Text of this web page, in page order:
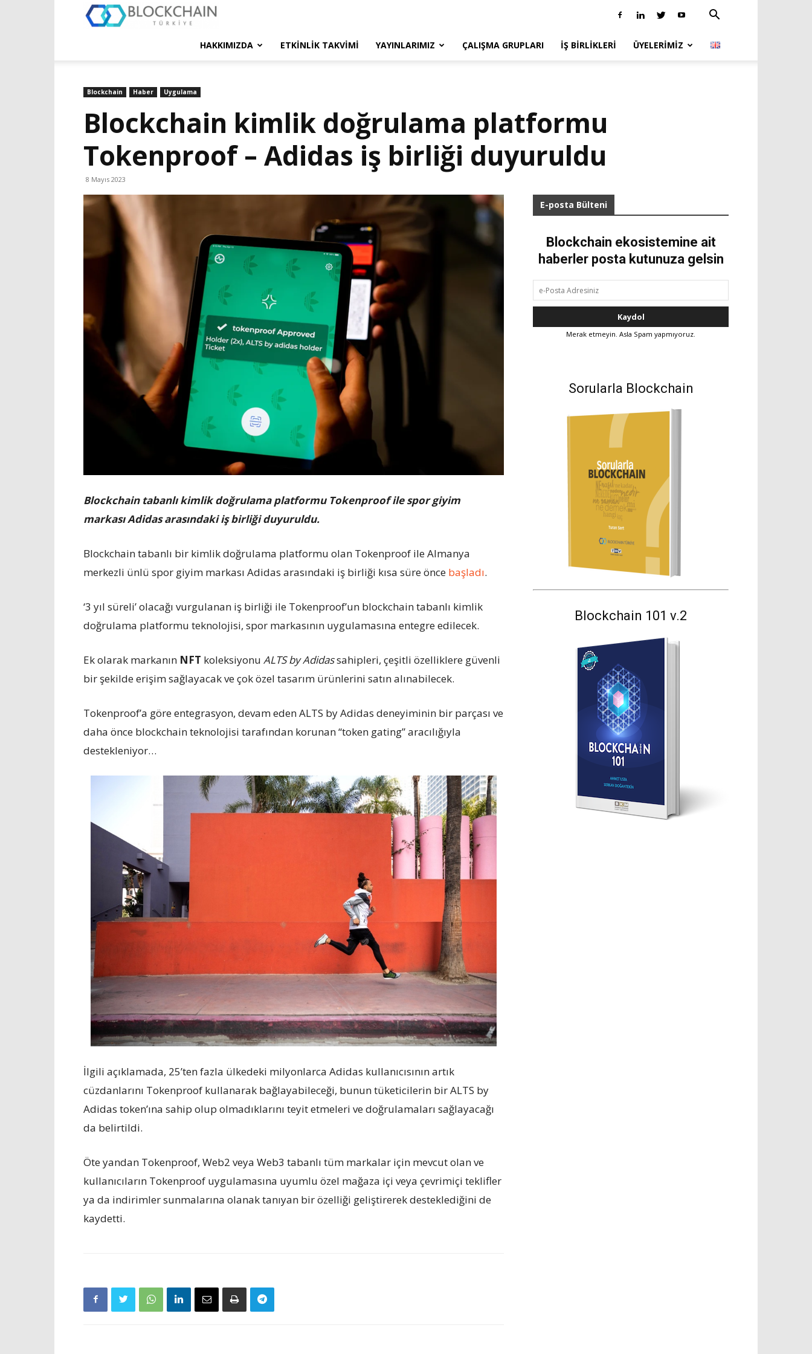
Türkiye
HAKKIMIZDA ETKINLIK TAKVIMI YAYINLARIMIZ ÇALIŞMA GRUPLARI İŞ BIRLIKLERI ÜYELERIMIZ
Blockchain Haber Uygulama
Blockchain kimlik doğrulama platformu
Tokenproof – Adidas iş birliği duyuruldu
8 Mayıs 2023
Blockchain tabanlı kimlik doğrulama platformu Tokenproof ile spor giyim
markası Adidas arasındaki iş birliği duyuruldu.
Blockchain tabanlı bir kimlik doğrulama platformu olan Tokenproof ile Almanya
merkezli ünlü spor giyim markası Adidas arasındaki iş birliği kısa süre önce başladı.
‘3 yıl süreli’ olacağı vurgulanan iş birliği ile Tokenproof’un blockchain tabanlı kimlik
doğrulama platformu teknolojisi, spor markasının uygulamasına entegre edilecek.
Ek olarak markanın NFT koleksiyonu ALTS by Adidassahipleri, çeşitli özelliklere güvenli
bir şekilde erişim sağlayacak ve çok özel tasarım ürünlerini satın alınabilecek.
Tokenproof’a göre entegrasyon, devam eden ALTS by Adidas deneyiminin bir parçası ve
daha önce blockchain teknolojisi tarafından korunan “token gating” aracılığıyla
destekleniyor…
İlgili açıklamada, 25’ten fazla ülkedeki milyonlarca Adidas kullanıcısının artık
cüzdanlarını Tokenproof kullanarak bağlayabileceği, bunun tüketicilerin bir ALTS by
Adidas token’ına sahip olup olmadıklarını teyit etmeleri ve doğrulamaları sağlayacağı
da belirtildi.
Öte yandan Tokenproof, Web2 veya Web3 tabanlı tüm markalar için mevcut olan ve
kullanıcıların Tokenproof uygulamasına uyumlu özel mağaza içi veya çevrimiçi teklifler
ya da indirimler sunmalarına olanak tanıyan bir özelliği geliştirerek desteklediğini de
kaydetti.
E-posta Bülteni
Blockchain ekosistemine ait
haberler posta kutunuza gelsin
Merak etmeyin. Asla Spam yapmıyoruz.
Sorularla Blockchain
Blockchain 101 v.2